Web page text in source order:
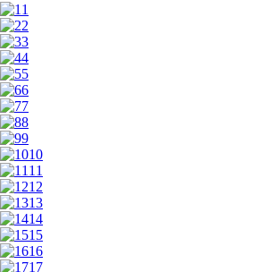
1
2
3
4
5
6
7
8
9
10
11
12
13
14
15
16
17